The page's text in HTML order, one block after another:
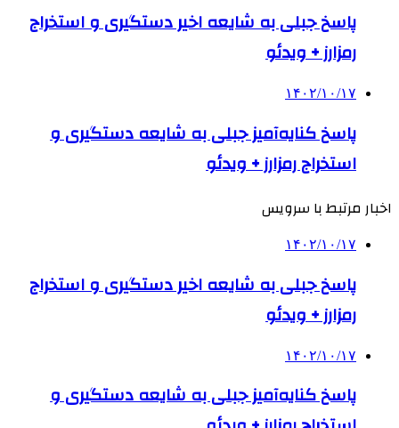
پاسخ جبلی به شایعه اخیر دستگیری و استخراج
رمزارز + ویدئو
۱۴۰۲/۱۰/۱۷
پاسخ کنایه‌آمیز جبلی به شایعه دستگیری و
استخراج رمزارز + ویدئو
اخبار مرتبط با سرویس
۱۴۰۲/۱۰/۱۷
پاسخ جبلی به شایعه اخیر دستگیری و استخراج
رمزارز + ویدئو
۱۴۰۲/۱۰/۱۷
پاسخ کنایه‌آمیز جبلی به شایعه دستگیری و